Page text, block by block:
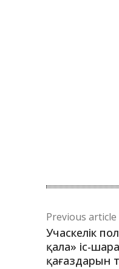
Previous article
Учаскелік
қала» іс-
қағаздарын